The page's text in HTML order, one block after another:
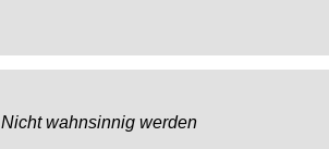
Nicht wahnsinnig werden